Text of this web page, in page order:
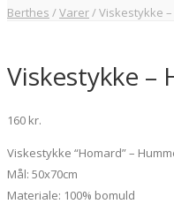
Berthes /Varer/Viskestykke
Viskestykke –
160 kr.
Viskestykke “Homard” –
Mål: 50x70cm
Materiale: 100% bomuld